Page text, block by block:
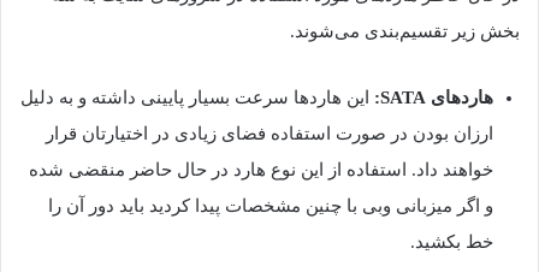
بخش زیر تقسیم‌بندی می‌شوند.
هاردهای SATA:
این هاردها سرعت بسیار پایینی داشته و به دلیل
ارزان بودن در صورت استفاده فضای زیادی در اختیارتان قرار
خواهند داد. استفاده از این نوع هارد در حال حاضر منقضی شده
و اگر میزبانی وبی با چنین مشخصات پیدا کردید باید دور آن را
خط بکشید.